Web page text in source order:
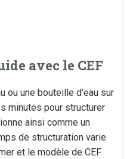
avec le CEF
ou une bouteille d’eau sur
minutes pour structurer
ainsi comme un
de structuration varie
et le modèle de CEF.